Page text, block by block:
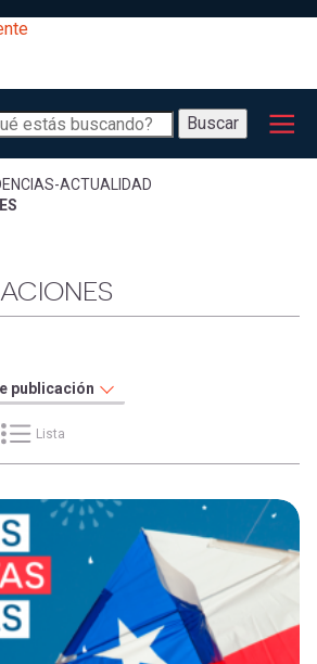
Buscar
ACTUALIDAD
Lista
registrarte.